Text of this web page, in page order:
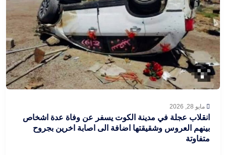
مايو 28, 2026
انقلاب عجلة في مدينة الكوت يسفر عن وفاة عدة اشخاص
بينهم العروس وشقيقتها اضافة الى اصابة اخرين بجروح
متفاوتة